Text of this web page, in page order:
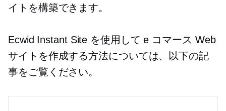
イトを構築できます。
Ecwid Instant Site を使用して e コマース Web
サイトを作成する方法については、以下の記
事をご覧ください。